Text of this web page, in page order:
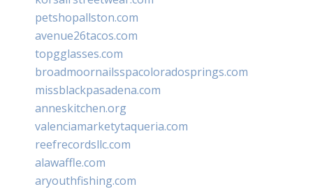
petshopallston.com
avenue26tacos.com
topgglasses.com
broadmoornailsspacoloradosprings.com
missblackpasadena.com
anneskitchen.org
valenciamarketytaqueria.com
reefrecordsllc.com
alawaffle.com
aryouthfishing.com